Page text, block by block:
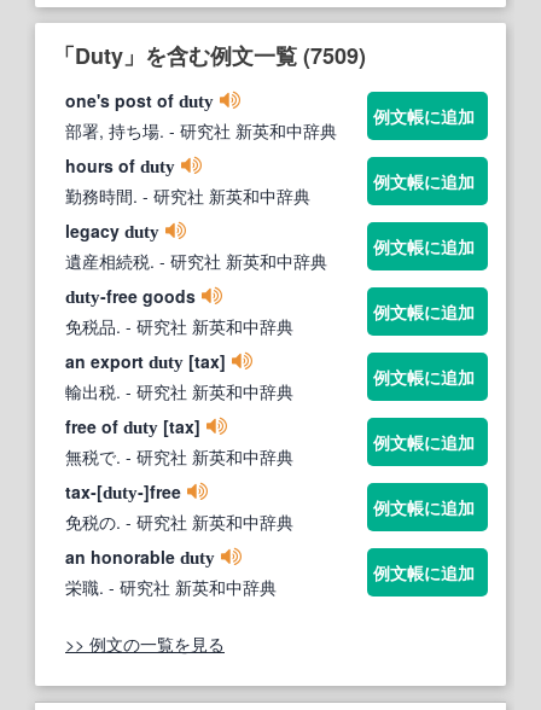
「Duty」を含む例文一覧 (7509)
one's post of duty
部署, 持ち場. - 研究社 新英和中辞典
例文帳に追加
hours of duty
勤務時間. - 研究社 新英和中辞典
例文帳に追加
legacy duty
遺産相続税. - 研究社 新英和中辞典
例文帳に追加
duty‐free goods
免税品. - 研究社 新英和中辞典
例文帳に追加
an export duty [tax]
輸出税. - 研究社 新英和中辞典
例文帳に追加
free of duty [tax]
無税で. - 研究社 新英和中辞典
例文帳に追加
tax‐[duty‐]free
免税の. - 研究社 新英和中辞典
例文帳に追加
an honorable duty
栄職. - 研究社 新英和中辞典
例文帳に追加
>> 例文の一覧を見る